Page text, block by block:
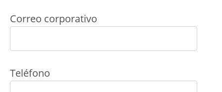
Correo corporativo
Teléfono